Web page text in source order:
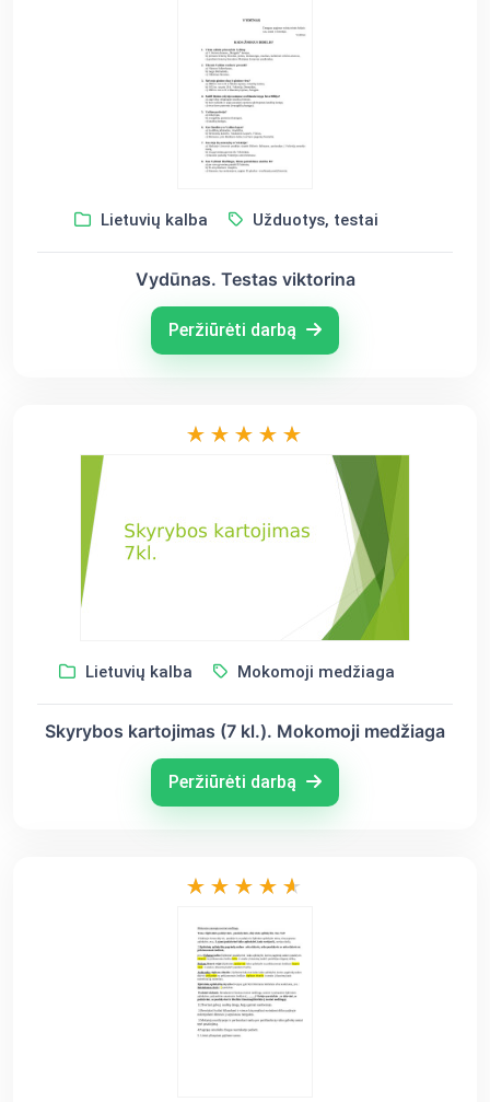
Lietuvių kalba Užduotys, testai
Vydūnas. Testas viktorina
Peržiūrėti darbą
Lietuvių kalba Mokomoji medžiaga
Skyrybos kartojimas (7 kl.). Mokomoji medžiaga
Peržiūrėti darbą